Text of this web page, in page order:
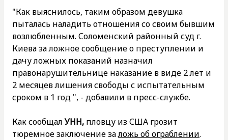
"Как выяснилось, таким образом девушка
пыталась наладить отношения со своим бывшим
возлюбленным. Соломенский районный суд г.
Киева за ложное сообщение о преступлении и
дачу ложных показаний назначил
правонарушительнице наказание в виде 2 лет и
2 месяцев лишения свободы с испытательным
сроком в 1 год ", - добавили в пресс-службе.
Как сообщалУНН, пловцу из США грозит
тюремное заключение заложь об ограблении.